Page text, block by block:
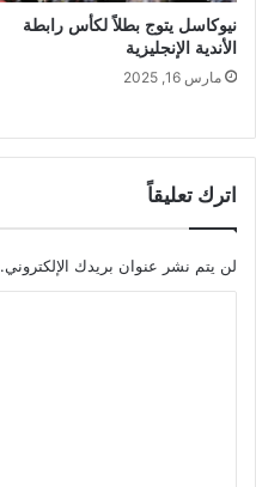
نيوكاسل يتوج بطلاً لكأس رابطة
الأندية الإنجليزية
مارس 16, 2025
اترك تعليقاً
لن يتم نشر عنوان بريدك الإلكتروني.